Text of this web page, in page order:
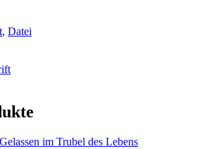
, Datei
im Trubel des Lebens